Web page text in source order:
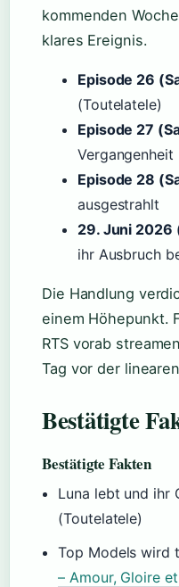
kommenden
klares Ereignis.
Episode 26
(Toutelatele)
Episode 27
Vergangenheit
Episode 28
ausgestrahlt
29. Juni 2026
ihr Ausbruch
Die Handlung
einem Höhepunkt.
RTS vorab
Tag vor der
Bestätigte
Bestätigte Fakten
Luna lebt und ihr
(Toutelatele)
Top Models wird
– Amour, Gloire